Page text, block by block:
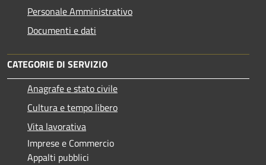
Personale Amministrativo
Documenti e dati
CATEGORIE DI SERVIZIO
Anagrafe e stato civile
Cultura e tempo libero
Vita lavorativa
Imprese e Commercio
Appalti pubblici